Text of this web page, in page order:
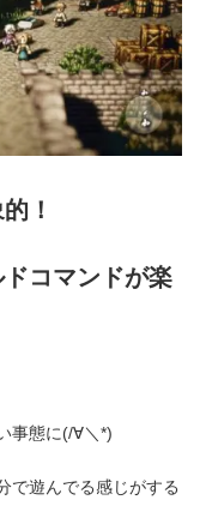
！
コマンドが楽
事態に(/∀＼*)
で遊んでる感じがする